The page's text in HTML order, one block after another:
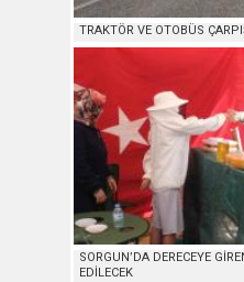
TRAKTÖR VE OTOBÜS
SORGUN’DA DERECEYE
EDİLECEK